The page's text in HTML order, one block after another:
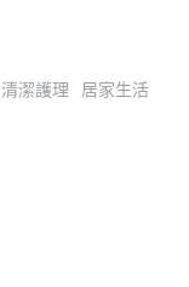
清潔護理
居家生活